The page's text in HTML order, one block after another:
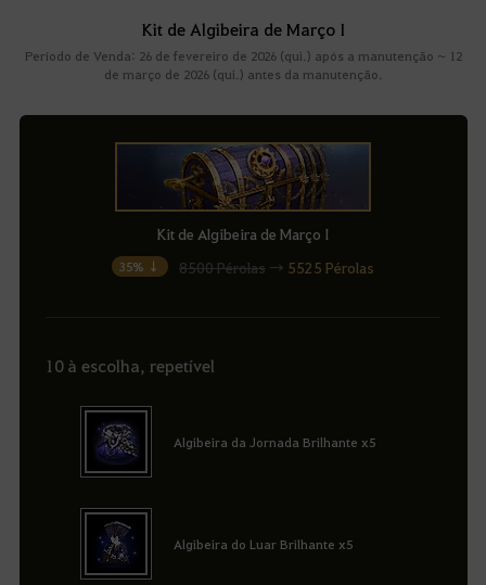
Kit de Algibeira de Março I
Período de Venda: 26 de fevereiro de 2026 (qui.) após a manutenção ~ 12
de março de 2026 (qui.) antes da manutenção.
Kit de Algibeira de Março I
35% ↓ 8500 Pérolas→ 5525 Pérolas
10 à escolha, repetível
Algibeira da Jornada Brilhante x5
Algibeira do Luar Brilhante x5